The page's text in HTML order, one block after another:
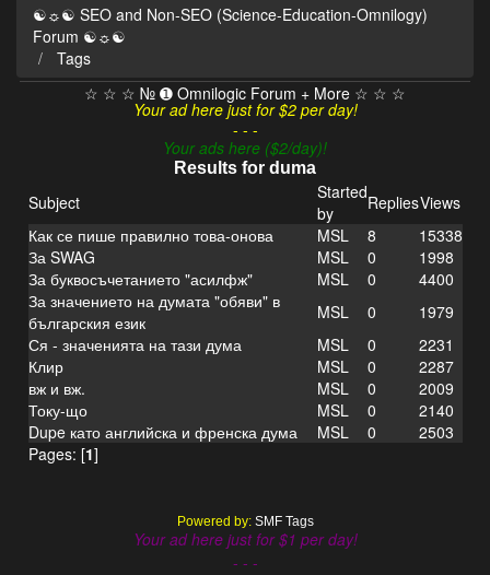
☯☼☯ SEO and Non-SEO (Science-Education-Omnilogy)
Forum ☯☼☯
Tags
☆ ☆ ☆ № ➊ Omnilogic Forum + More ☆ ☆ ☆
Your ad here just for $2 per day!
- - -
Your ads here ($2/day)!
Results for duma
Subject
Started
by
RepliesViews
Как се пише правилно това-онова
MSL 8
15338
За SWAG
MSL 0
1998
За буквосъчетанието "асилфж"
MSL 0
4400
За значението на думата "обяви" в
българския език
MSL 0
1979
Ся - значенията на тази дума
MSL 0
2231
Клир
MSL 0
2287
вж и вж.
MSL 0
2009
Току-що
MSL 0
2140
Dupe като английска и френска дума
MSL 0
2503
Pages: [1]
Powered by: SMF Tags
Your ad here just for $1 per day!
- - -